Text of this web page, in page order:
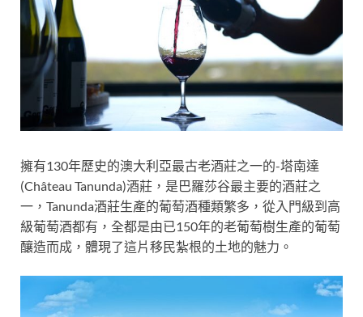
擁有130年歷史的澳大利亞最古老酒莊之一的-塔南達
(Château Tanunda)酒莊，是巴羅莎谷最主要的酒莊之
一，Tanunda酒莊生產的葡萄酒種類繁多，從入門級到高
級葡萄酒都有，全都是由已150年的老葡萄樹生產的葡萄
釀造而成，體現了這片移民紮根的土地的魅力。